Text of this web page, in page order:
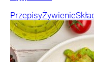
PrzepisyŻywienie